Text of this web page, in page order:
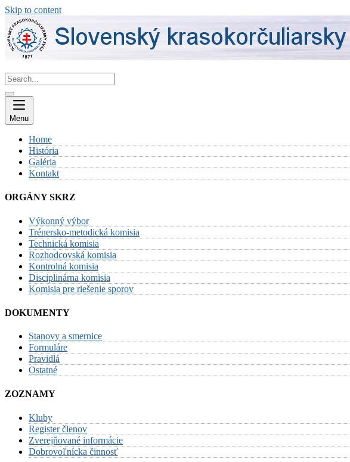
Skip to content
Menu
Home
História
Galéria
Kontakt
ORGÁNY SKRZ
Výkonný výbor
Trénersko-metodická komisia
Technická komisia
Rozhodcovská komisia
Kontrolná komisia
Disciplinárna komisia
Komisia pre riešenie sporov
DOKUMENTY
Stanovy a smernice
Formuláre
Pravidlá
Ostatné
ZOZNAMY
Kluby
Register členov
Zverejňované informácie
Dobrovoľnícka činnosť